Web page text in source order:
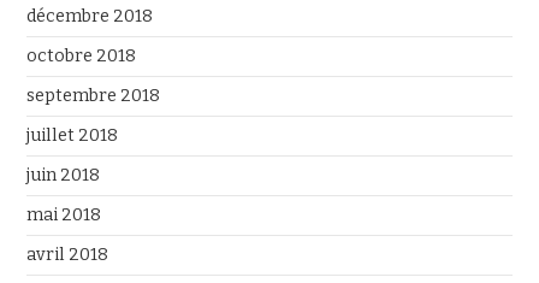
décembre 2018
octobre 2018
septembre 2018
juillet 2018
juin 2018
mai 2018
avril 2018